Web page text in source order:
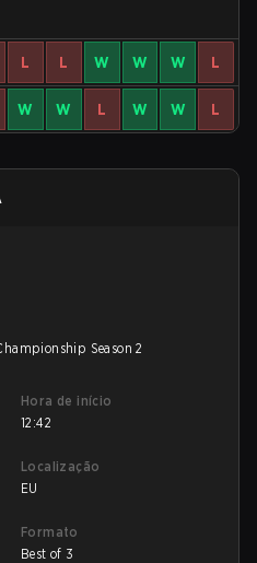
L L W W W L
W W L W W L
Season 2
Hora de início
12:42
Localização
EU
Formato
Best of 3